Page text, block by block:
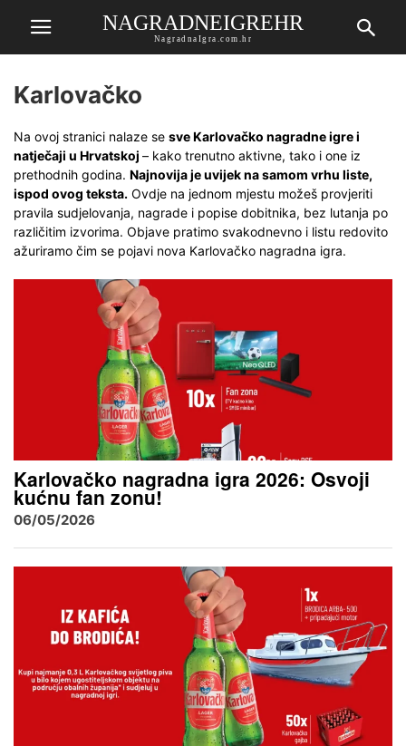
NAGRADNEIGREHR
NagradnaIgra.com.hr
Karlovačko
Na ovoj stranici nalaze se sve Karlovačko nagradne igre i
natječaji u Hrvatskoj – kako trenutno aktivne, tako i one iz
prethodnih godina. Najnovija je uvijek na samom vrhu liste,
ispod ovog teksta. Ovdje na jednom mjestu možeš provjeriti
pravila sudjelovanja, nagrade i popise dobitnika, bez lutanja po
različitim izvorima. Objave pratimo svakodnevno i listu redovito
ažuriramo čim se pojavi nova Karlovačko nagradna igra.
Karlovačko nagradna igra 2026: Osvoji
kućnu fan zonu!
06/05/2026